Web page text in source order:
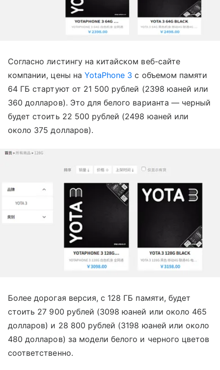
Согласно листингу на китайском веб-сайте
компании, цены на YotaPhone 3 с объемом памяти
64 ГБ стартуют от 21 500 рублей (2398 юаней или
360 долларов). Это для белого варианта — черный
будет стоить 22 500 рублей (2498 юаней или
около 375 долларов).
Более дорогая версия, с 128 ГБ памяти, будет
стоить 27 900 рублей (3098 юаней или около 465
долларов) и 28 800 рублей (3198 юаней или около
480 долларов) за модели белого и черного цветов
соответственно.